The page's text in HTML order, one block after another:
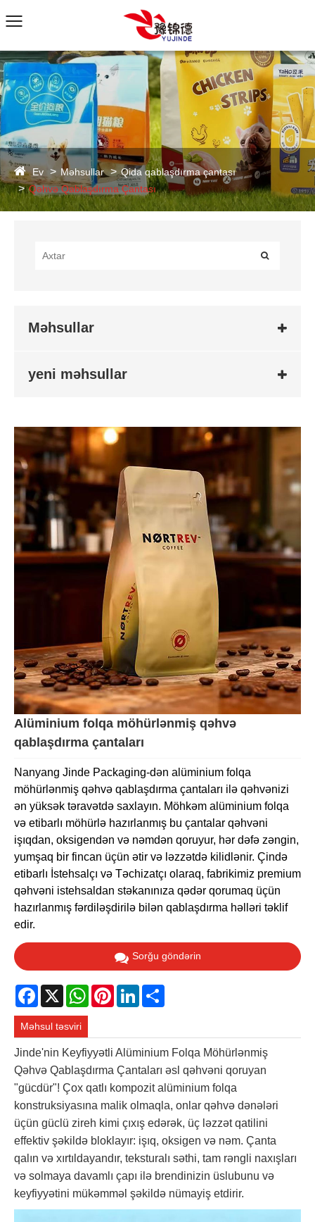
Ev Məhsullar
Qida qablaşdırma çantası
Qəhvə Qablaşdırma Çantası
Məhsullar
yeni məhsullar
Alüminium folqa möhürlənmiş qəhvə
qablaşdırma çantaları
Nanyang Jinde Packaging-dən alüminium folqa
möhürlənmiş qəhvə qablaşdırma çantaları ilə qəhvənizi
ən yüksək təravətdə saxlayın. Möhkəm alüminium folqa
və etibarlı möhürlə hazırlanmış bu çantalar qəhvəni
işıqdan, oksigendən və nəmdən qoruyur, hər dəfə zəngin,
yumşaq bir fincan üçün ətir və ləzzətdə kilidlənir. Çində
etibarlı İstehsalçı və Təchizatçı olaraq, fabrikimiz premium
qəhvəni istehsaldan stəkanınıza qədər qorumaq üçün
hazırlanmış fərdiləşdirilə bilən qablaşdırma həlləri təklif
edir.
Sorğu göndərin
Facebook
X WhatsAppPinterestLinkedIn
Məhsul təsviri
Jinde'nin Keyfiyyətli Alüminium Folqa Möhürlənmiş
Qəhvə Qablaşdırma Çantaları əsl qəhvəni qoruyan
"gücdür"! Çox qatlı kompozit alüminium folqa
konstruksiyasına malik olmaqla, onlar qəhvə dənələri
üçün güclü zireh kimi çıxış edərək, üç ləzzət qatilini
effektiv şəkildə bloklayır: işıq, oksigen və nəm. Çanta
qalın və xırtıldayandır, teksturalı səthi, tam rəngli naxışları
və solmaya davamlı çapı ilə brendinizin üslubunu və
keyfiyyətini mükəmməl şəkildə nümayiş etdirir.